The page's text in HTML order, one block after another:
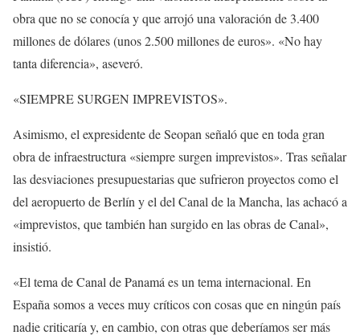
obra que no se conocía y que arrojó una valoración de 3.400
millones de dólares (unos 2.500 millones de euros». «No hay
tanta diferencia», aseveró.
«SIEMPRE SURGEN IMPREVISTOS».
Asimismo, el expresidente de Seopan señaló que en toda gran
obra de infraestructura «siempre surgen imprevistos». Tras señalar
las desviaciones presupuestarias que sufrieron proyectos como el
del aeropuerto de Berlín y el del Canal de la Mancha, las achacó a
«imprevistos, que también han surgido en las obras de Canal»,
insistió.
«El tema de Canal de Panamá es un tema internacional. En
España somos a veces muy críticos con cosas que en ningún país
nadie criticaría y, en cambio, con otras que deberíamos ser más